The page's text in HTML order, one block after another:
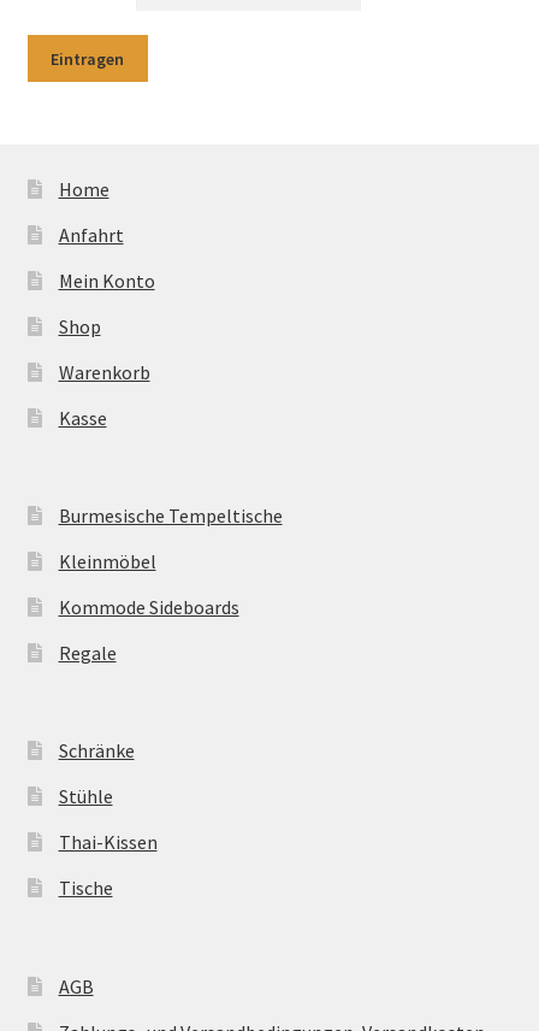
Home
Anfahrt
Mein Konto
Shop
Warenkorb
Kasse
Burmesische Tempeltische
Kleinmöbel
Kommode Sideboards
Regale
Schränke
Stühle
Thai-Kissen
Tische
AGB